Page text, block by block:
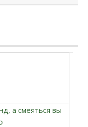
а смеяться вы